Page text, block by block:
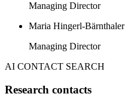
Managing Director
Maria Hingerl-Bärnthaler
Managing Director
AI CONTACT SEARCH
Research contacts